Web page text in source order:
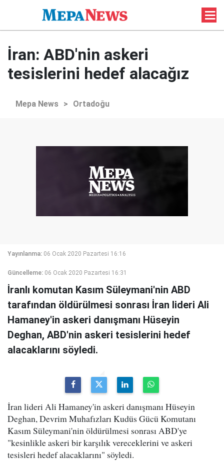
İran: ABD'nin askeri
tesislerini hedef alacağız
Mepa News > Ortadoğu
Yayınlanma: 06 Ocak 2020 Pazartesi 16:16
Güncelleme: 06 Ocak 2020 Pazartesi 16:31
İranlı komutan Kasım Süleymani'nin ABD
tarafından öldürülmesi sonrası İran lideri Ali
Hamaney'in askeri danışmanı Hüseyin
Deghan, ABD'nin askeri tesislerini hedef
alacaklarını söyledi.
İran lideri Ali Hamaney'in askeri danışmanı Hüseyin
Deghan, Devrim Muhafızları Kudüs Gücü Komutanı
Kasım Süleymani'nin öldürülmesi sonrası ABD'ye
"kesinlikle askeri bir karşılık vereceklerini ve askeri
tesisleri hedef alacaklarını" söyledi.